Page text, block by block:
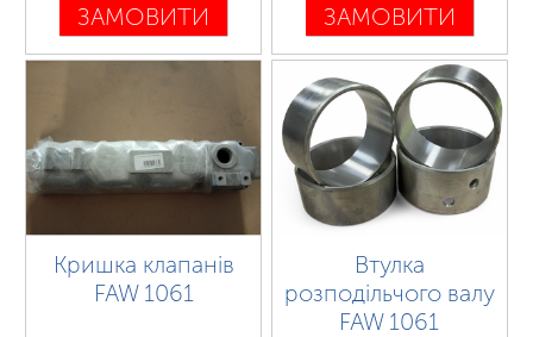
ЗАМОВИТИ ЗАМОВИТИ
Кришка клапанів
FAW 1061
Втулка
розподільчого валу
FAW 1061